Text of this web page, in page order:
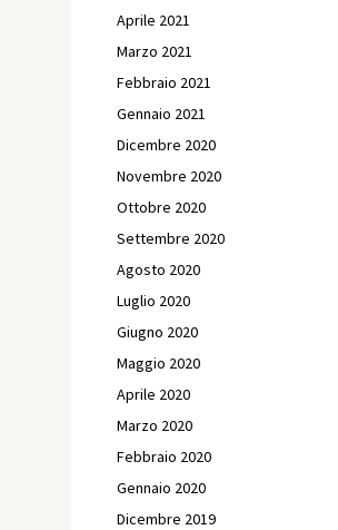
Aprile 2021
Marzo 2021
Febbraio 2021
Gennaio 2021
Dicembre 2020
Novembre 2020
Ottobre 2020
Settembre 2020
Agosto 2020
Luglio 2020
Giugno 2020
Maggio 2020
Aprile 2020
Marzo 2020
Febbraio 2020
Gennaio 2020
Dicembre 2019